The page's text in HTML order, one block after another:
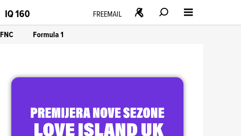
IQ 160 FREEMAIL
FNC Formula 1